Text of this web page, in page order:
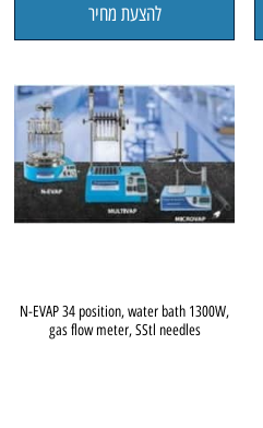
להצעת מחיר
N-EVAP 34 position, water bath 1300W,
gas flow meter, SStl needles